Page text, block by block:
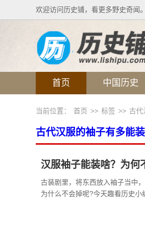
欢迎访问历史铺，看更多野史奇闻。
首页 中国历史
当前位置： 首页 >> 标签 >> 古代
古代汉服的袖子有多能
汉服袖子能装啥？为何
古装剧里，将东西放入袖子当中
为什么不会掉呢?今天趣看历史